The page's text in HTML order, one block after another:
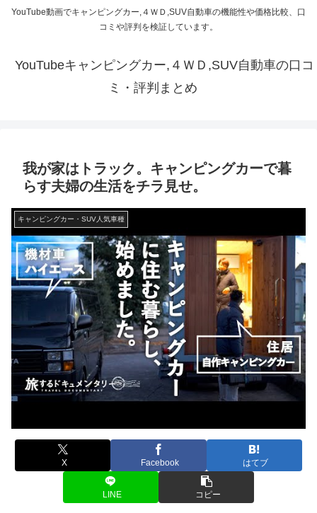
YouTube動画でキャンピングカー,４ＷＤ,SUV自動車の機能性や価格比較、口
コミや評判を検証しています。
YouTubeキャンピングカー,４ＷＤ,SUV自動車の口コ
ミ・評判まとめ
我が家はトラック。キャンピングカーで暮
らす夫婦の生活をチラ見せ。
キャンピングカー・SUV人気車種
X Facebook はてブ
LINE コピー